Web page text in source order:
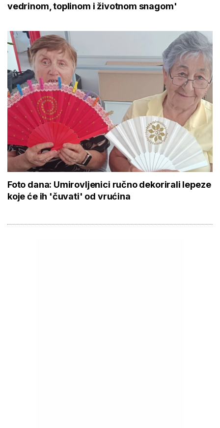
vedrinom, toplinom i životnom snagom'
Foto dana: Umirovljenici ručno dekorirali lepeze
koje će ih 'čuvati' od vrućina